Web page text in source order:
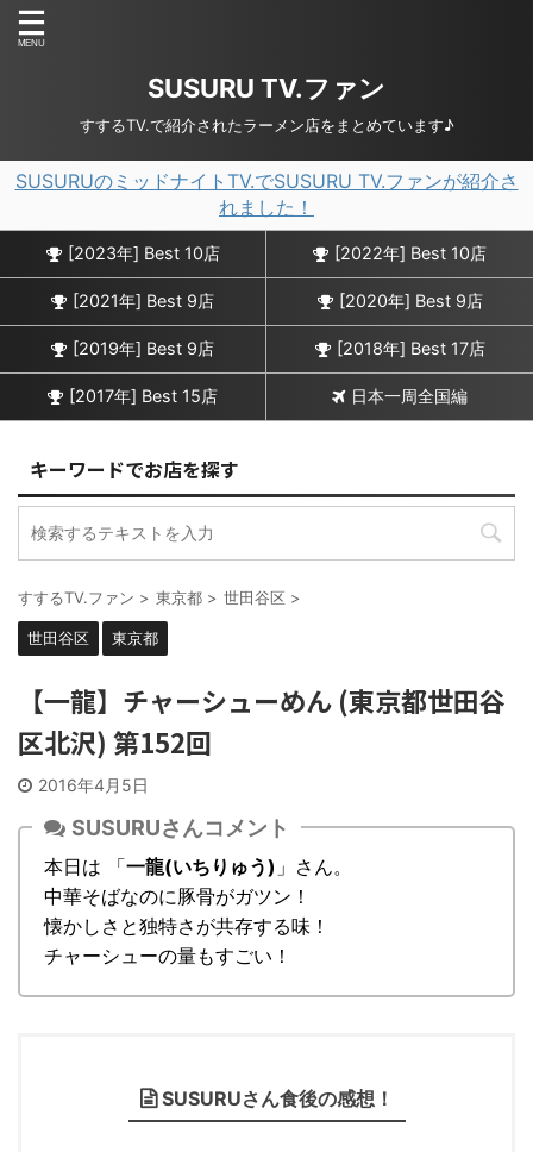
SUSURU TV.ファン
すするTV.で紹介されたラーメン店をまとめています♪
SUSURUのミッドナイトTV.でSUSURU TV.ファンが紹介さ
れました！
[2023年] Best 10店 [2022年] Best 10店
[2021年] Best 9店 [2020年] Best 9店
[2019年] Best 9店 [2018年] Best 17店
[2017年] Best 15店 日本一周全国編
キーワードでお店を探す
すするTV.ファン > 東京都 > 世田谷区 >
世田谷区 東京都
【一龍】チャーシューめん (東京都世田谷
区北沢) 第152回
2016年4月5日
SUSURUさんコメント
本日は 「一龍(いちりゅう) 」さん。
中華そばなのに豚骨がガツン！
懐かしさと独特さが共存する味！
チャーシューの量もすごい！
SUSURUさん食後の感想！